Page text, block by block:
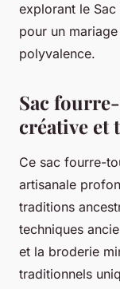
explorant le Sac
pour un
polyvalence.
Sac
créative et
Ce sac fourre-
artisanale
traditions
techniques
et la broderie
traditionnels